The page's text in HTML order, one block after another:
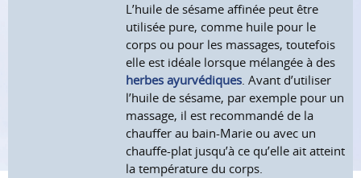
L’huile de sésame affinée peut être
utilisée pure, comme huile pour le
corps ou pour les massages, toutefois
elle est idéale lorsque mélangée à des
herbes ayurvédiques. Avant d’utiliser
l’huile de sésame, par exemple pour un
massage, il est recommandé de la
chauffer au bain-Marie ou avec un
chauffe-plat jusqu’à ce qu’elle ait atteint
la température du corps.